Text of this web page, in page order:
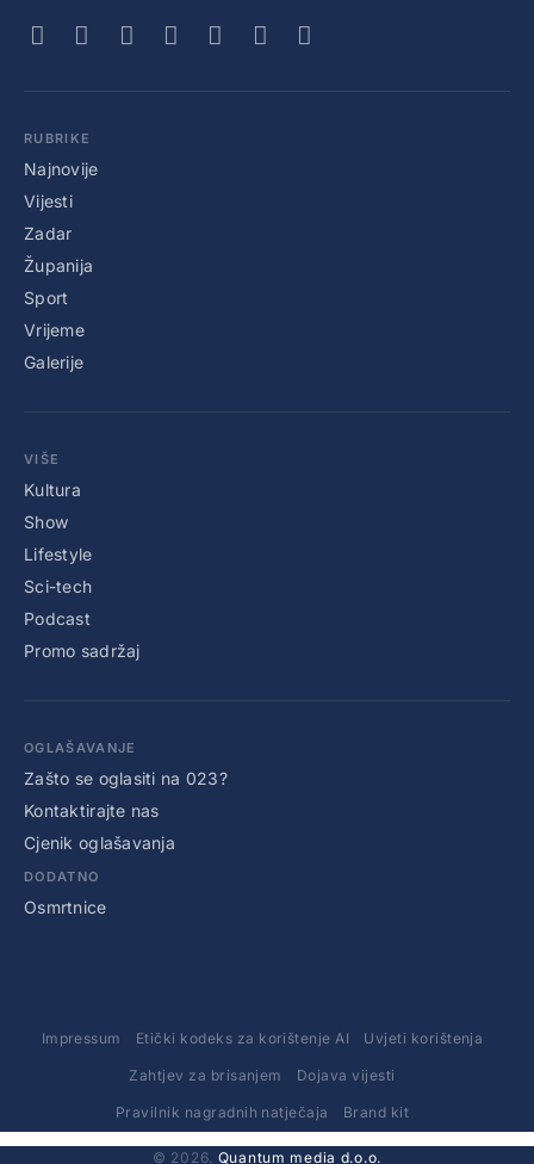
RUBRIKE
Najnovije
Vijesti
Zadar
Županija
Sport
Vrijeme
Galerije
VIŠE
Kultura
Show
Lifestyle
Sci-tech
Podcast
Promo sadržaj
OGLAŠAVANJE
Zašto se oglasiti na 023?
Kontaktirajte nas
Cjenik oglašavanja
DODATNO
Osmrtnice
Impressum Etički kodeks za korištenje AI Uvjeti korištenja
Zahtjev za brisanjem Dojava vijesti
Pravilnik nagradnih natječaja Brand kit
© 2026. Quantum media d.o.o.